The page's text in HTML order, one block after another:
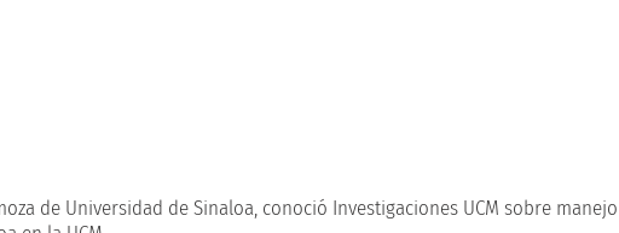
de Universidad de Sinaloa, conoció Investigaciones UCM sobre